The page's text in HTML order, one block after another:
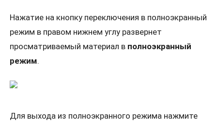
Нажатие на кнопку переключения в полноэкранный
режим в правом нижнем углу развернет
просматриваемый материал в полноэкранный
режим.
Для выхода из полноэкранного режима нажмите